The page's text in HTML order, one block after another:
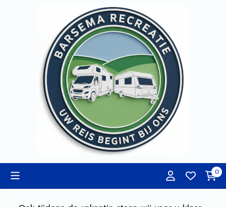
Cookievoorkeuren zijn momenteel gesloten.
0